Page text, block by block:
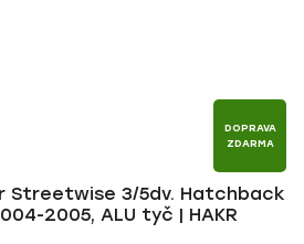
DOPRAVA
ZDARMA
Streetwise 3/5dv. Hatchback
2005, ALU tyč | HAKR